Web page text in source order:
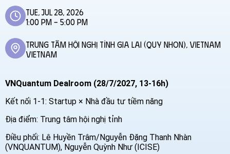
Tue, Jul 28, 2026
1:00 PM - 5:00 PM
Trung Tâm hội nghị tỉnh Gia Lai (Quy Nhon), Vietnam
Vietnam
VNQuantum Dealroom (28/7/2027, 13-16h)
Kết nối 1-1: Startup × Nhà đầu tư tiềm năng
Địa điểm: Trung tâm hội nghị tỉnh
Điều phối: Lê Huyền Trâm/Nguyễn Đặng Thanh Nhàn
(VNQUANTUM), Nguyễn Quỳnh Như (ICISE)